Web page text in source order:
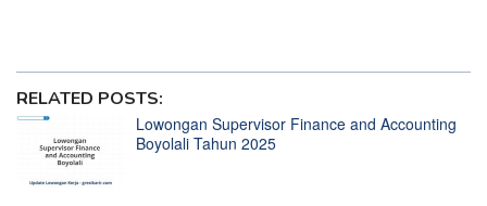
RELATED POSTS:
Lowongan Supervisor Finance and Accounting
Boyolali Tahun 2025